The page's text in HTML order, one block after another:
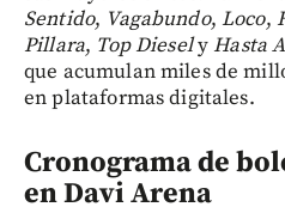
Sentido, Vagabundo,Loco,
Pillara, Top DieselyHasta
que acumulan miles de
en plataformas digitales.
Cronograma de
en Davi Arena